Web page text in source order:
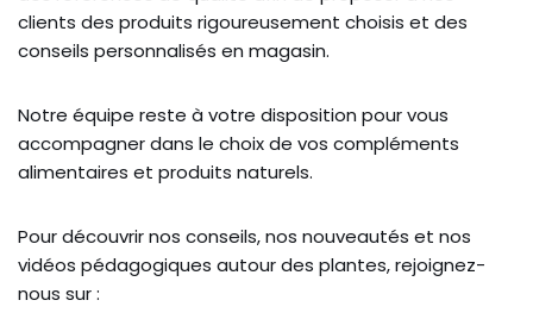
clients des produits rigoureusement choisis et des
conseils personnalisés en magasin.
Notre équipe reste à votre disposition pour vous
accompagner dans le choix de vos compléments
alimentaires et produits naturels.
Pour découvrir nos conseils, nos nouveautés et nos
vidéos pédagogiques autour des plantes, rejoignez-
nous sur :